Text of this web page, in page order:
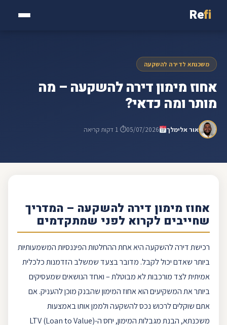
Refi
משכנתא לדירה להשקעה
אחוז מימון דירה להשקעה – מה
מותר ומה כדאי?
אור אלימלך 05/07/2026⏱ 1 דקות קריאה
אחוז מימון דירה להשקעה – המדריך
שחייבים לקרוא לפני שמתקדמים
רכישתדירה להשקעההיא אחת ההחלטות הפיננסיות המשמעותיות
ביותר שאדם יכול לקבל. מדובר בצעד שמשלב הזדמנות כלכלית
אמיתית לצד מורכבות לא מבוטלת – ואחד הנושאים שמעסיקים
ביותר את המשקיעים הוא אחוז המימון שהבנק מוכן להעניק. אם
אתם שוקלים לרכוש נכס להשקעה ולממן אותו באמצעות
משכנתא, הבנת מגבלות המימון, יחס ה- LTV(Loan to Value)